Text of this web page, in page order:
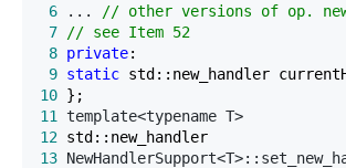
6 ... //
7
// see Item 52
8 private
9 static
10
11
12
13